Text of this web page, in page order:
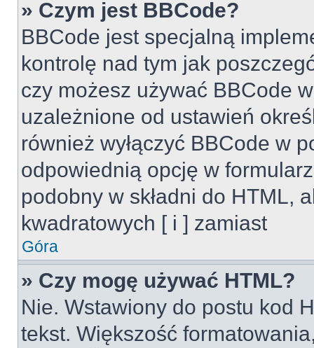
» Czym jest BBCode?
BBCode jest specjalną
kontrolę nad tym jak
czy możesz używać BBCode
uzależnione od ustawień
również wyłączyć BBCode w
odpowiednią opcję w
podobny w składni do HTML,
kwadratowych [ i ] zamiast
Góra
» Czy mogę używać HTML?
Nie. Wstawiony do postu kod
tekst. Większość